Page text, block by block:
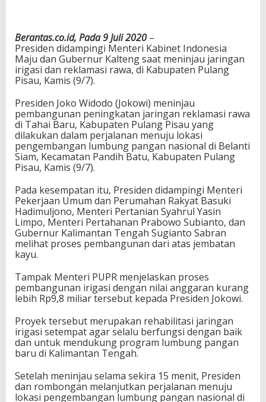
Berantas.co.id, Pada 9 Juli 2020 –
Presiden didampingi Menteri Kabinet Indonesia
Maju dan Gubernur Kalteng saat meninjau jaringan
irigasi dan reklamasi rawa, di Kabupaten Pulang
Pisau, Kamis (9/7).
Presiden Joko Widodo (Jokowi) meninjau
pembangunan peningkatan jaringan reklamasi rawa
di Tahai Baru, Kabupaten Pulang Pisau yang
dilakukan dalam perjalanan menuju lokasi
pengembangan lumbung pangan nasional di Belanti
Siam, Kecamatan Pandih Batu, Kabupaten Pulang
Pisau, Kamis (9/7).
Pada kesempatan itu, Presiden didampingi Menteri
Pekerjaan Umum dan Perumahan Rakyat Basuki
Hadimuljono, Menteri Pertanian Syahrul Yasin
Limpo, Menteri Pertahanan Prabowo Subianto, dan
Gubernur Kalimantan Tengah Sugianto Sabran
melihat proses pembangunan dari atas jembatan
kayu.
Tampak Menteri PUPR menjelaskan proses
pembangunan irigasi dengan nilai anggaran kurang
lebih Rp9,8 miliar tersebut kepada Presiden Jokowi.
Proyek tersebut merupakan rehabilitasi jaringan
irigasi setempat agar selalu berfungsi dengan baik
dan untuk mendukung program lumbung pangan
baru di Kalimantan Tengah.
Setelah meninjau selama sekira 15 menit, Presiden
dan rombongan melanjutkan perjalanan menuju
lokasi pengembangan lumbung pangan nasional di